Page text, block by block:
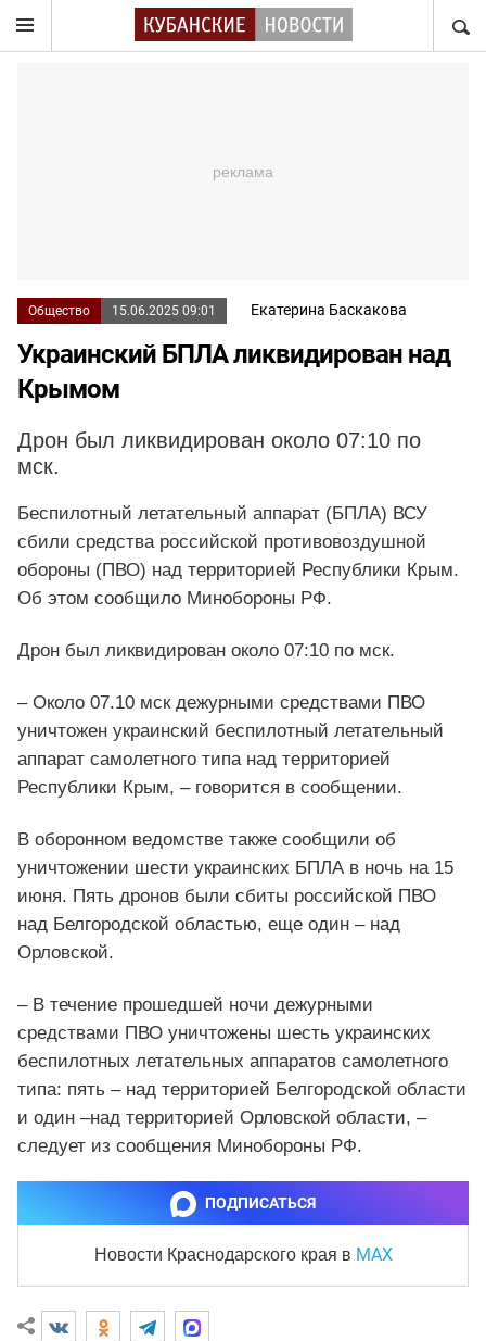
Общество 15.06.2025 09:01 Екатерина Баскакова
Украинский БПЛА ликвидирован над
Крымом
Дрон был ликвидирован около 07:10 по
мск.
Беспилотный летательный аппарат (БПЛА) ВСУ
сбили средства российской противовоздушной
обороны (ПВО) над территорией Республики Крым.
Об этом сообщило Минобороны РФ.
Дрон был ликвидирован около 07:10 по мск.
– Около 07.10 мск дежурными средствами ПВО
уничтожен украинский беспилотный летательный
аппарат самолетного типа над территорией
Республики Крым, – говорится в сообщении.
В оборонном ведомстве также сообщили об
уничтожении шести украинских БПЛА в ночь на 15
июня. Пять дронов были сбиты российской ПВО
над Белгородской областью, еще один – над
Орловской.
– В течение прошедшей ночи дежурными
средствами ПВО уничтожены шесть украинских
беспилотных летательных аппаратов самолетного
типа: пять – над территорией Белгородской области
и один –над территорией Орловской области, –
следует из сообщения Минобороны РФ.
ПОДПИСАТЬСЯ
Новости Краснодарского края в MAX